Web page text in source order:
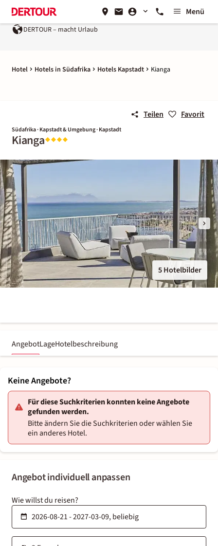
Menü
DERTOUR – macht Urlaub
Hotel Hotels in Südafrika Hotels Kapstadt Kianga
Teilen Favorit
Südafrika · Kapstadt & Umgebung · Kapstadt
Kianga
5 Hotelbilder
AngebotLageHotelbeschreibung
Angebot individuell anpassen
Wie willst du reisen?
Keine Angebote?
Für diese Suchkriterien konnten keine Angebote
gefunden werden.
Bitte ändern Sie die Suchkriterien oder wählen Sie
ein anderes Hotel.